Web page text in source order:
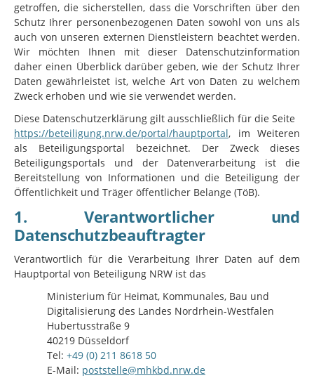
getroffen, die sicherstellen, dass die Vorschriften über den
Schutz Ihrer personenbezogenen Daten sowohl von uns als
auch von unseren externen Dienstleistern beachtet werden.
Wir möchten Ihnen mit dieser Datenschutzinformation
daher einen Überblick darüber geben, wie der Schutz Ihrer
Daten gewährleistet ist, welche Art von Daten zu welchem
Zweck erhoben und wie sie verwendet werden.
Diese Datenschutzerklärung gilt ausschließlich für die Seite
https://beteiligung.nrw.de/portal/hauptportal, im Weiteren
als Beteiligungsportal bezeichnet. Der Zweck dieses
Beteiligungsportals und der Datenverarbeitung ist die
Bereitstellung von Informationen und die Beteiligung der
Öffentlichkeit und Träger öffentlicher Belange (TöB).
1. Verantwortlicher und
Datenschutzbeauftragter
Verantwortlich für die Verarbeitung Ihrer Daten auf dem
Hauptportal von Beteiligung NRW ist das
Ministerium für Heimat, Kommunales, Bau und
Digitalisierung des Landes Nordrhein-Westfalen
Hubertusstraße 9
40219 Düsseldorf
Tel: +49 (0) 211 8618 50
E-Mail: poststelle@mhkbd.nrw.de